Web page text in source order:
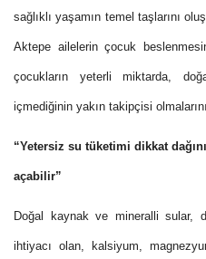
sağlıklı yaşamın temel taşlarını
Aktepe ailelerin çocuk
çocukların yeterli miktarda,
içmediğinin yakın takipçisi
“Yetersiz su tüketimi dikkat
açabilir”
Doğal kaynak ve mineralli sular,
ihtiyacı olan, kalsiyum,